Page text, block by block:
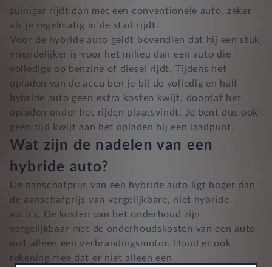
zuiniger rijdt dan met een conventionele auto, zeker
als je regelmatig in de stad rijdt.
Voor de hybride auto geldt bovendien dat hij een stuk
vriendelijker is voor het milieu dan een auto die
volledige op benzine of diesel rijdt. Tijdens het
opladen van de accu ben je bij de volledig en half
hybride auto geen extra kosten kwijt, doordat het
opladen onder het rijden plaatsvindt. Je bent dus ook
geen tijd kwijt aan het opladen bij een laadpunt.
Wat zijn de nadelen van een
hybride auto?
De aanschafprijs van een hybride auto ligt hoger dan
de aanschafprijs van vergelijkbare, niet hybride
auto's. De kosten van het onderhoud zijn
vergelijkbaar met de onderhoudskosten van een auto
met alleen een verbrandingsmotor. Houd er ook
rekening mee dat er niet alleen een